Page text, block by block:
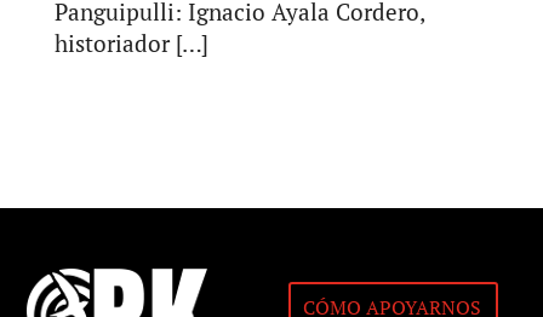
Panguipulli: Ignacio Ayala Cordero,
historiador […]
CÓMO APOYARNOS